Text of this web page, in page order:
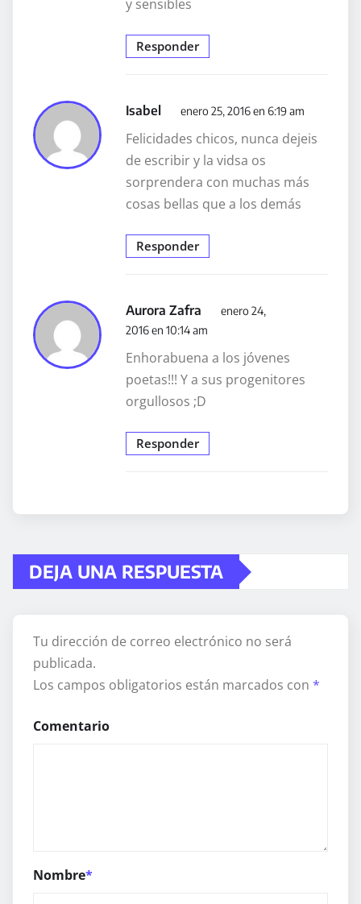
y sensibles
Responder
Isabel enero 25, 2016 en 6:19 am
Felicidades chicos, nunca dejeis
de escribir y la vidsa os
sorprendera con muchas más
cosas bellas que a los demás
Responder
Aurora Zafra
enero 24,
2016 en 10:14 am
Enhorabuena a los jóvenes
poetas!!! Y a sus progenitores
orgullosos ;D
Responder
DEJA UNA RESPUESTA
Tu dirección de correo electrónico no será
publicada.
Los campos obligatorios están marcados con *
Comentario
Nombre*